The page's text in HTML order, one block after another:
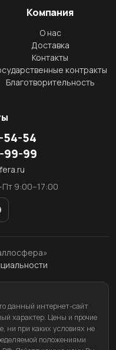
Компания
О нас
Доставка
Контакты
контракты
Благотворительность
54-54
99-99
9:00–17:00
данный интернет-сайт
характер. Цены и прочие
ни при каких условиях не
положениями